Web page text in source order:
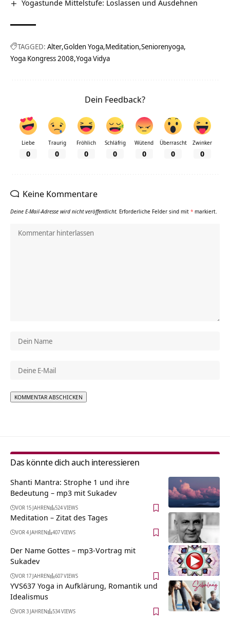
Yogastunde Mittelstufe: Loslassen und Ausdehnen
TAGGED: Alter Golden Yoga Meditation Seniorenyoga
Yoga Kongress 2008 Yoga Vidya
Dein Feedback?
Liebe
0
Traurig
0
Fröhlich
0
Schläfrig
0
Wütend
0
Überrascht
0
Zwinker
0
Keine Kommentare
Deine E-Mail-Adresse wird nicht veröffentlicht. Erforderliche Felder sind mit * markiert.
Das könnte dich auch interessieren
Shanti Mantra: Strophe 1 und ihre
Bedeutung – mp3 mit Sukadev
VOR 15 JAHREN 524 VIEWS
Meditation – Zitat des Tages
VOR 4 JAHREN 407 VIEWS
Der Name Gottes – mp3-Vortrag mit
Sukadev
VOR 17 JAHREN 607 VIEWS
YVS637 Yoga in Aufklärung, Romantik und
Idealismus
VOR 3 JAHREN 534 VIEWS